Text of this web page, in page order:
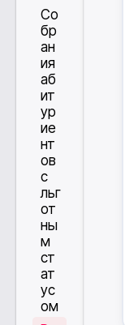
Со
бр
ан
ия
аб
ит
ур
ие
нт
ов
с
льг
от
ны
м
ст
ат
ус
ом